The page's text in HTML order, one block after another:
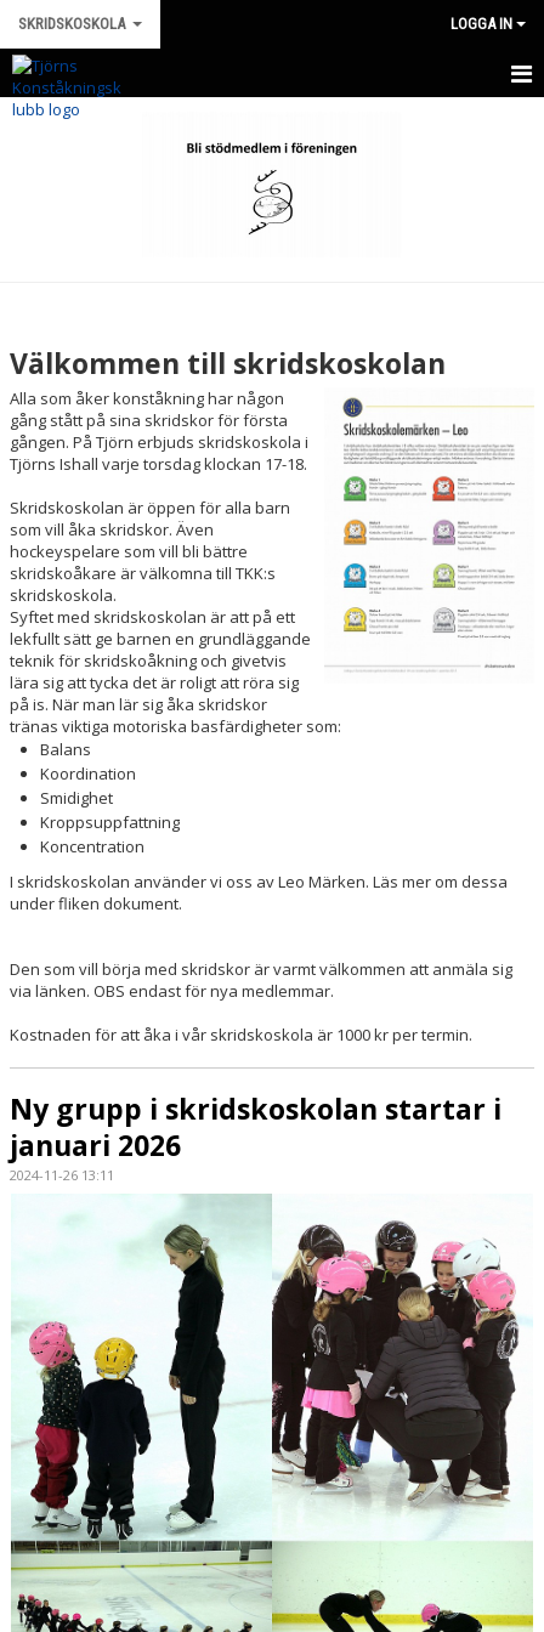
SKRIDSKOSKOLA LOGGA IN
HEM
KONTAKT
TRÄNINGSTIDER
UTRUSTNING
Välkommen till skridskoskolan
Alla som åker konståkning har någon
gång stått på sina skridskor för första
gången. På Tjörn erbjuds skridskoskola i
Tjörns Ishall varje torsdag klockan 17-18.
Skridskoskolan är öppen för alla barn
som vill åka skridskor. Även
hockeyspelare som vill bli bättre
skridskoåkare är välkomna till TKK:s
skridskoskola.
Syftet med skridskoskolan är att på ett
lekfullt sätt ge barnen en grundläggande
teknik för skridskoåkning och givetvis
lära sig att tycka det är roligt att röra sig
på is. När man lär sig åka skridskor
tränas viktiga motoriska basfärdigheter som:
Balans
Koordination
Smidighet
Kroppsuppfattning
Koncentration
I skridskoskolan använder vi oss av Leo Märken. Läs mer om dessa
under fliken dokument.
Den som vill börja med skridskor är varmt välkommen att anmäla sig
via länken. OBS endast för nya medlemmar.
Kostnaden för att åka i vår skridskoskola är 1000 kr per termin.
Ny grupp i skridskoskolan startar i
januari 2026
2024-11-26 13:11